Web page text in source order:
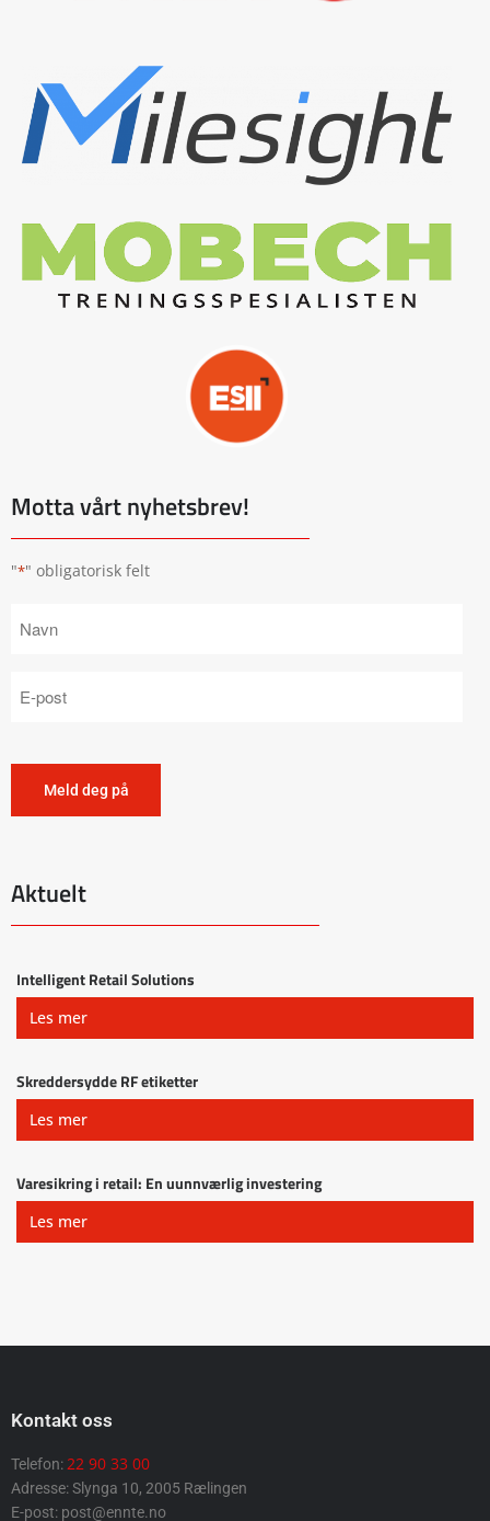
Motta vårt nyhetsbrev!
"*" obligatorisk felt
Aktuelt
Intelligent Retail Solutions
Les mer
Skreddersydde RF etiketter
Les mer
Varesikring i retail: En uunnværlig investering
Les mer
Kontakt oss
Telefon:22 90 33 00
Adresse: Slynga 10, 2005 Rælingen
E-post: post@ennte.no